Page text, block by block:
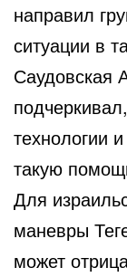
направил
ситуации в
Саудовская
технологии
такую
Для
маневры
может